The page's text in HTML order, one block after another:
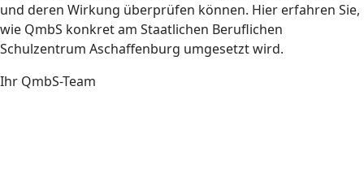
und deren Wirkung überprüfen können. Hier erfahren Sie,
wie QmbS konkret am Staatlichen Beruflichen
Schulzentrum Aschaffenburg umgesetzt wird.
Ihr QmbS-Team